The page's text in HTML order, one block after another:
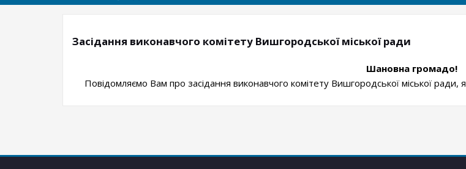
Засідання виконавчого комітету Вишгородської міської ради
Шановна громадо!
Повідомляємо Вам про засідання виконавчого комітету Вишгородської міської